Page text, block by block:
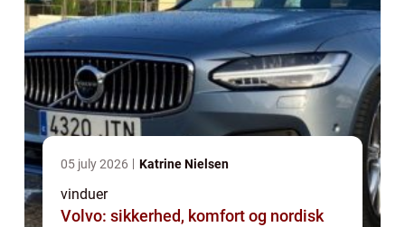
05 july 2026 Katrine Nielsen
vinduer
Volvo: sikkerhed, komfort og nordisk